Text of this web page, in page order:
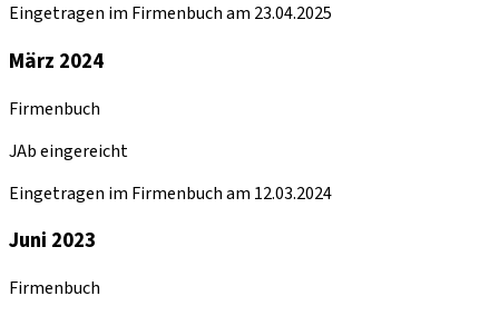
Eingetragen im Firmenbuch am 23.04.2025
März 2024
Firmenbuch
JAb eingereicht
Eingetragen im Firmenbuch am 12.03.2024
Juni 2023
Firmenbuch